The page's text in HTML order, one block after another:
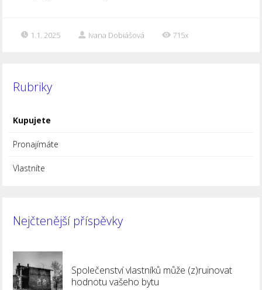
1.1. 2025 Ivana Dobiášová 715x
Rubriky
Kupujete
Pronajímáte
Vlastníte
Nejčtenější příspěvky
Společenství vlastníků může (z)ruinovat
hodnotu vašeho bytu